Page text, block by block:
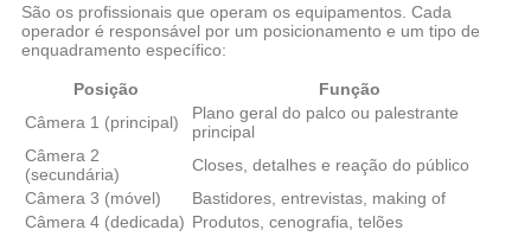
São os profissionais que operam os equipamentos. Cada
operador é responsável por um posicionamento e um tipo de
enquadramento específico:
Posição
Função
Câmera 1 (principal)
Plano geral do palco ou palestrante
principal
Câmera 2
(secundária)
Closes, detalhes e reação do público
Câmera 3 (móvel)
Bastidores, entrevistas, making of
Câmera 4 (dedicada) Produtos, cenografia, telões